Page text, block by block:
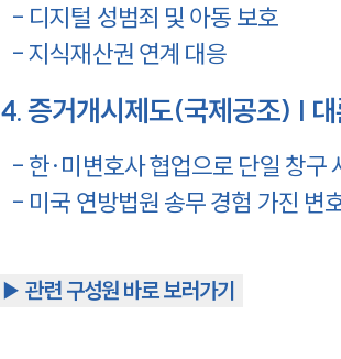
- 디지털 성범죄 및 아동 보호
-지식재산권 연계 대응
4.증거개시제도(국제공조) |
- 한·미변호사 협업으로 단일 창구
- 미국 연방법원 송무 경험 가진 변
▶︎ 관련 구성원 바로 보러가기